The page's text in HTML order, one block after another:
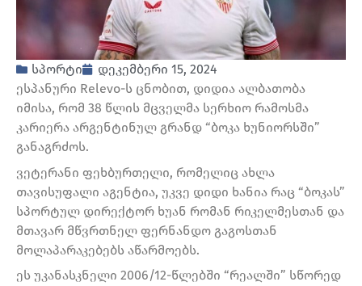
სპორტი
დეკემბერი 15, 2024
ესპანური Relevo-ს ცნობით, დიდია ალბათობა
იმისა, რომ 38 წლის მცველმა სერხიო რამოსმა
კარიერა არგენტინულ გრანდ “ბოკა ხუნიორსში”
განაგრძოს.
ვეტერანი ფეხბურთელი, რომელიც ახლა
თავისუფალი აგენტია, უკვე დიდი ხანია რაც “ბოკას”
სპორტულ დირექტორ ხუან რომან რიკელმესთან და
მთავარ მწვრთნელ ფერნანდო გაგოსთან
მოლაპარაკებებს აწარმოებს.
ეს უკანასკნელი 2006/12-წლებში “რეალში” სწორედ